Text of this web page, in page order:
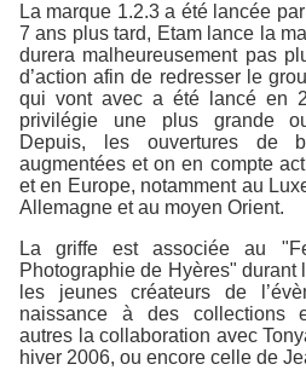
La marque 1.2.3 a été lancée
7 ans plus tard, Etam lance la
durera malheureusement pas
d’action afin de redresser le
qui vont avec a été lancé en
privilégie une plus grande
Depuis, les ouvertures de
augmentées et on en compte
et en Europe, notamment au
Allemagne et au moyen Orient.
La griffe est associée au
Photographie de Hyères"
les jeunes créateurs de
naissance à des collections
autres la collaboration avec
hiver 2006, ou encore celle de